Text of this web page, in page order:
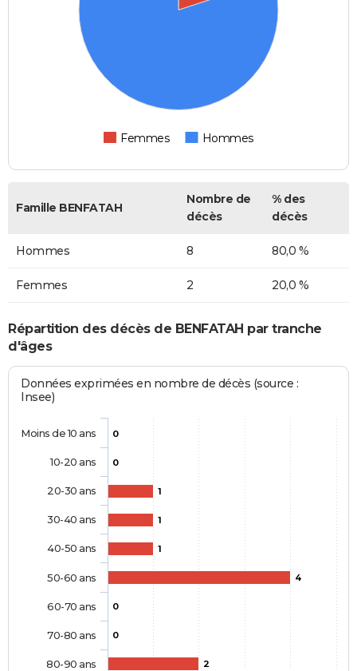
Femmes Hommes
Famille BENFATAH
Nombre de
décès
% des
décès
Hommes 8 80,0 %
Femmes 2 20,0 %
Répartition des décès de BENFATAH par tranche
d'âges
Données exprimées en nombre de décès (source :
Insee)
0
0
1
1
1
4
0
0
2
Moins de 10 ans
10-20 ans
20-30 ans
30-40 ans
40-50 ans
50-60 ans
60-70 ans
70-80 ans
80-90 ans